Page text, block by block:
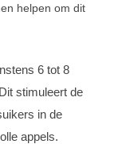
helpen om dit
6 tot 8
stimuleert de
in de
appels.